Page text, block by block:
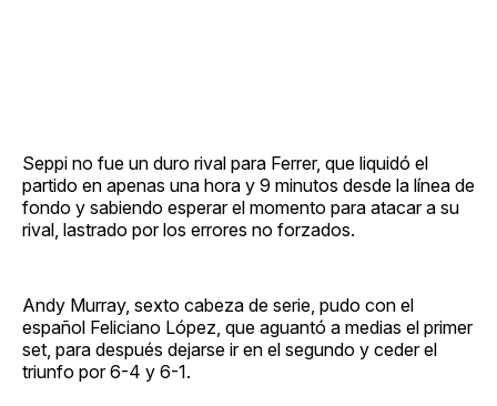
Seppi no fue un duro rival para Ferrer, que liquidó el
partido en apenas una hora y 9 minutos desde la línea de
fondo y sabiendo esperar el momento para atacar a su
rival, lastrado por los errores no forzados.
Andy Murray, sexto cabeza de serie, pudo con el
español Feliciano López, que aguantó a medias el primer
set, para después dejarse ir en el segundo y ceder el
triunfo por 6-4 y 6-1.